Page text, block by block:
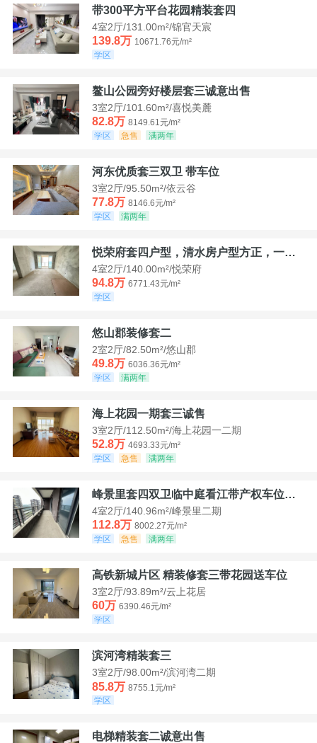
带300平方平台花园精装套四
4室2厅/131.00m²/锦官天宸
139.8万 10671.76元/m²
学区
鳌山公园旁好楼层套三诚意出售
3室2厅/101.60m²/喜悦美麓
82.8万 8149.61元/m²
学区
急售 满两年
河东优质套三双卫 带车位
3室2厅/95.50m²/依云谷
77.8万 8146.6元/m²
学区
满两年
悦荣府套四户型，清水房户型方正，一口价94，8
4室2厅/140.00m²/悦荣府
94.8万 6771.43元/m²
学区
悠山郡装修套二
2室2厅/82.50m²/悠山郡
49.8万 6036.36元/m²
学区
满两年
海上花园一期套三诚售
3室2厅/112.50m²/海上花园一二期
52.8万 4693.33元/m²
学区
急售 满两年
峰景里套四双卫临中庭看江带产权车位诚售
4室2厅/140.96m²/峰景里二期
112.8万 8002.27元/m²
学区
急售 满两年
高铁新城片区 精装修套三带花园送车位
3室2厅/93.89m²/云上花居
60万 6390.46元/m²
学区
滨河湾精装套三
3室2厅/98.00m²/滨河湾二期
85.8万 8755.1元/m²
学区
电梯精装套二诚意出售